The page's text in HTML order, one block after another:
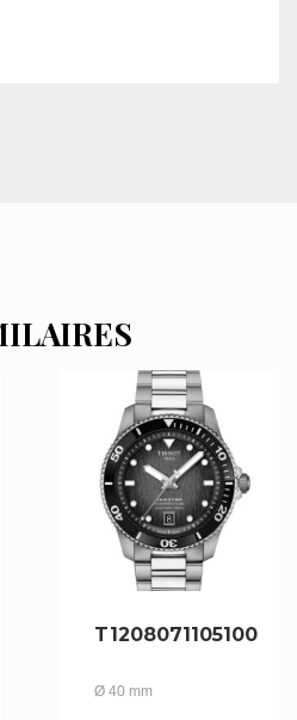
T1208071105100
Ø 40 mm